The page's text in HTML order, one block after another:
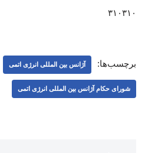
۳۱۰۳۱۰
برچسب‌ها: آژانس بین المللی انرژی اتمی
شورای حکام آژانس بین المللی انرژی اتمی